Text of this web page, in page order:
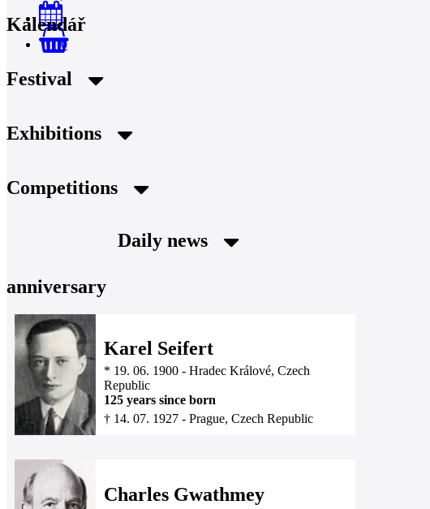
0
Kalendář
Festival
Exhibitions
Competitions
Daily news
anniversary
Karel Seifert
* 19. 06. 1900 - Hradec Králové, Czech
Republic
125 years since born
† 14. 07. 1927 - Prague, Czech Republic
Charles Gwathmey